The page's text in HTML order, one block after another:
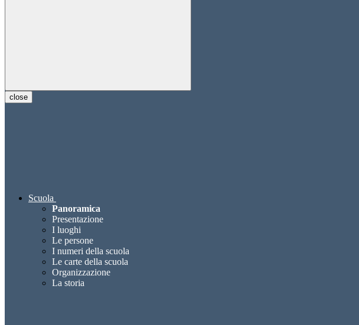
close
Scuola
Panoramica
Presentazione
I luoghi
Le persone
I numeri della scuola
Le carte della scuola
Organizzazione
La storia